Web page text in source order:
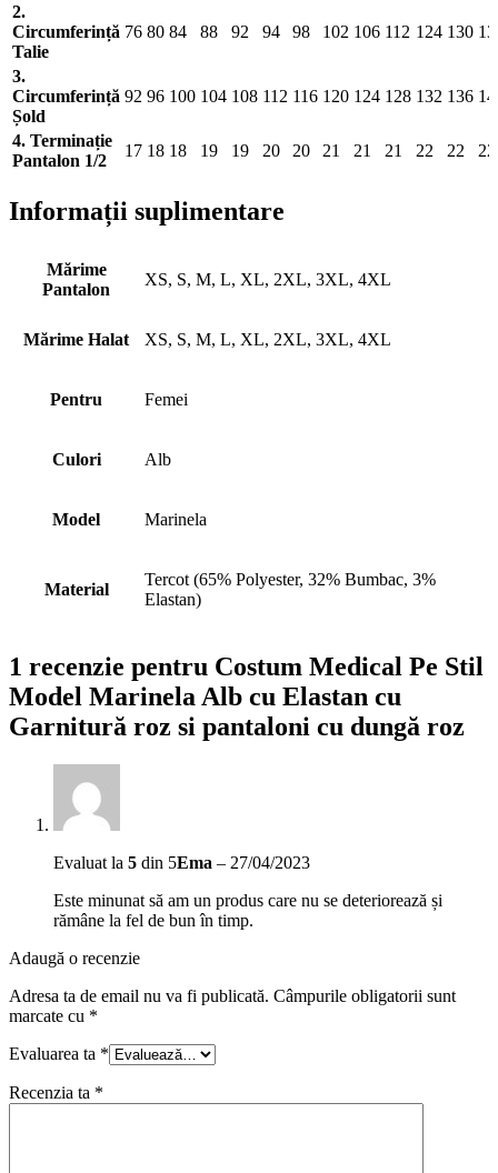
2.
Circumferință
Talie
76 80 84 88 92 94 98 102 106 112 124 130
3.
Circumferință
Șold
92 96 100 104 108 112 116 120 124 128 132 136
4. Terminație
Pantalon 1/2
17 18 18 19 19 20 20 21 21 21 22 22 22
Informații suplimentare
Mărime
Pantalon
XS, S, M, L, XL, 2XL, 3XL, 4XL
Mărime Halat XS, S, M, L, XL, 2XL, 3XL, 4XL
Pentru Femei
Culori Alb
Model Marinela
Material
Tercot (65% Polyester, 32% Bumbac, 3%
Elastan)
1 recenzie pentru Costum Medical Pe Stil
Model Marinela Alb cu Elastan cu
Garnitură roz si pantaloni cu dungă roz
Evaluat la 5 din 5Ema – 27/04/2023
Este minunat să am un produs care nu se deteriorează și
rămâne la fel de bun în timp.
Adaugă o recenzie
Adresa ta de email nu va fi publicată. Câmpurile obligatorii sunt
marcate cu *
Evaluarea ta *
Recenzia ta *